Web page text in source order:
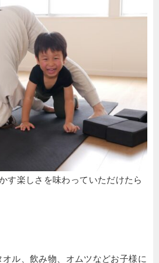
す楽しさを味わっていただけたら
ル、飲み物、オムツなどお子様に